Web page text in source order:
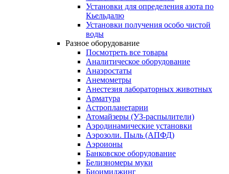
Установки для определения азота по
Кьельдалю
Установки получения особо чистой
воды
Разное оборудование
Посмотреть все товары
Аналитическое оборудование
Анаэростаты
Анемометры
Анестезия лабораторных животных
Арматура
Астропланетарии
Атомайзеры (УЗ-распылители)
Аэродинамические установки
Аэрозоли. Пыль (АПФД)
Аэроионы
Банковское оборудование
Белизномеры муки
Биоимиджинг